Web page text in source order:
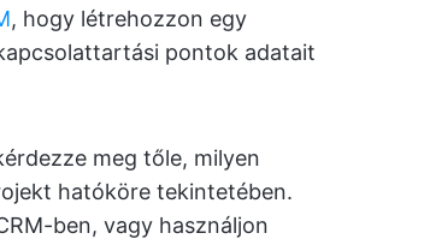
, hogy létrehozzon egy
pontok adatait
meg tőle, milyen
hatóköre tekintetében.
ben, vagy használjon